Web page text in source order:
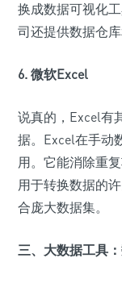
换成数据可视化
司还提供数据仓
6. 微软Excel
说真的，Excel有
据。Excel在手动
用。它能消除重
用于转换数据的
合庞大数据集。
三、大数据工具